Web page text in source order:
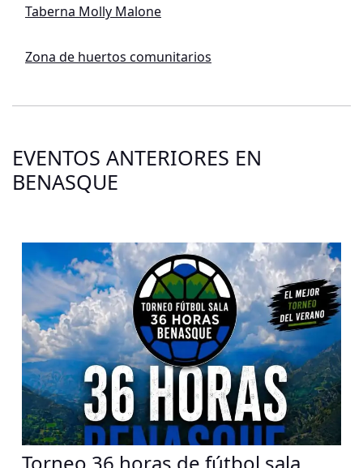
Taberna Molly Malone
Zona de huertos comunitarios
EVENTOS ANTERIORES EN
BENASQUE